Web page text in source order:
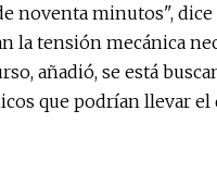
noventa minutos", dice
la tensión mecánica
añadió, se está
que podrían llevar